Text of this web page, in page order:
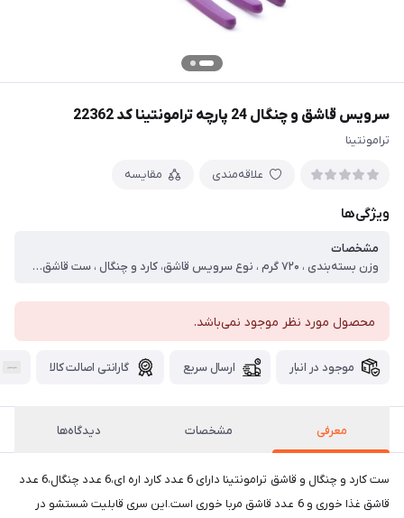
سرویس قاشق و چنگال 24 پارچه ترامونتینا کد 22362
ترامونتینا
علاقه‌مندی مقایسه
ویژگی‌ها
مشخصات
وزن بسته‌بندی ، ۷۲۰ گرم ، نوع سرویس قاشق، کارد و چنگال ، ست قاشق و چنگال ، جنس ، استیل
محصول مورد نظر موجود نمی‌باشد.
موجود در انبار ارسال سریع گارانتی اصالت کالا
معرفی مشخصات دیدگاه‌ها
ست کارد و چنگال و قاشق ترامونتینا دارای 6 عدد کارد اره ای،6 عدد چنگال،6 عدد
قاشق غذا خوری و 6 عدد قاشق مربا خوری است.این سری قابلیت شستشو در